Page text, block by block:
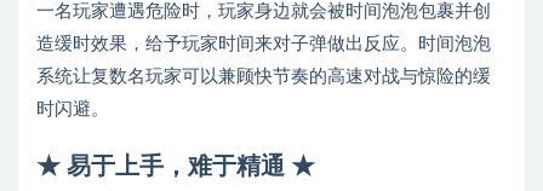
一名玩家遭遇危险时，玩家身边就会被时间泡泡包裹并创
造缓时效果，给予玩家时间来对子弹做出反应。时间泡泡
系统让复数名玩家可以兼顾快节奏的高速对战与惊险的缓
时闪避。
★ 易于上手，难于精通 ★